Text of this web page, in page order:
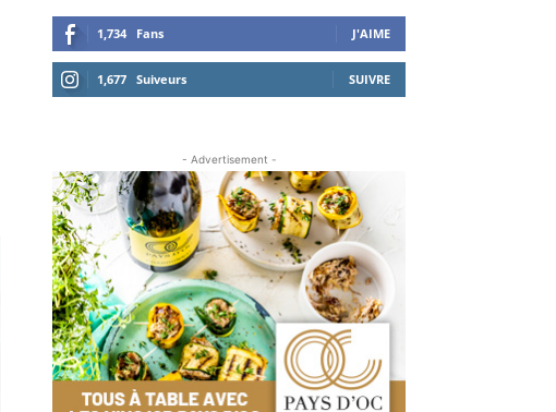
1,734 Fans J'AIME
1,677 Suiveurs SUIVRE
- Advertisement -